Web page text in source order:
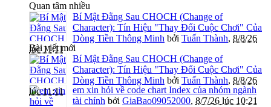
Quan tâm nhiều
Bí Mật Đằng Sau CHOCH (Change of
Character): Tín Hiệu "Thay Đổi Cuộc Chơi" Của
Dòng Tiền Thông Minh bởi Tuấn Thành, 8/8/26
lúc 11:11
Bài viết mới
Bí Mật Đằng Sau CHOCH (Change of
Character): Tín Hiệu "Thay Đổi Cuộc Chơi" Của
Dòng Tiền Thông Minh bởi Tuấn Thành, 8/8/26
lúc 11:11
em xin hỏi về code chart Index của nhóm ngành
tài chính bởi GiaBao09052000, 8/7/26 lúc 10:21